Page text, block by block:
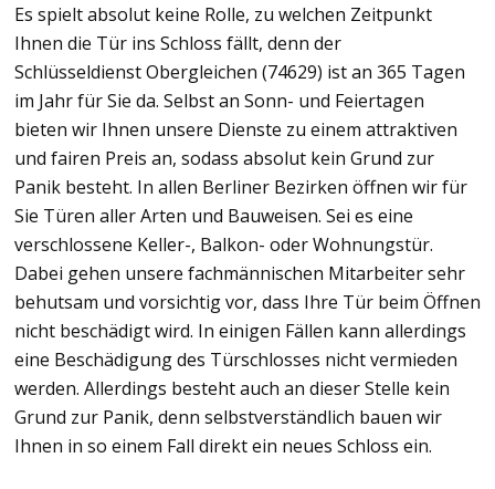
Es spielt absolut keine Rolle, zu welchen Zeitpunkt
Ihnen die Tür ins Schloss fällt, denn der
Schlüsseldienst Obergleichen (74629) ist an 365 Tagen
im Jahr für Sie da. Selbst an Sonn- und Feiertagen
bieten wir Ihnen unsere Dienste zu einem attraktiven
und fairen Preis an, sodass absolut kein Grund zur
Panik besteht. In allen Berliner Bezirken öffnen wir für
Sie Türen aller Arten und Bauweisen. Sei es eine
verschlossene Keller-, Balkon- oder Wohnungstür.
Dabei gehen unsere fachmännischen Mitarbeiter sehr
behutsam und vorsichtig vor, dass Ihre Tür beim Öffnen
nicht beschädigt wird. In einigen Fällen kann allerdings
eine Beschädigung des Türschlosses nicht vermieden
werden. Allerdings besteht auch an dieser Stelle kein
Grund zur Panik, denn selbstverständlich bauen wir
Ihnen in so einem Fall direkt ein neues Schloss ein.